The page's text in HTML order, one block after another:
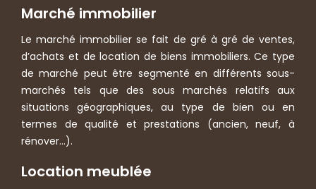
Marché immobilier
Le marché immobilier se fait de gré à gré de ventes,
d’achats et de location de biens immobiliers. Ce type
de marché peut être segmenté en différents sous-
marchés tels que des sous marchés relatifs aux
situations géographiques, au type de bien ou en
termes de qualité et prestations (ancien, neuf, à
rénover…).
Location meublée